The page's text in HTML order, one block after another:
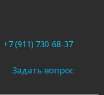
+7 (911) 730-68-37
Задать вопрос